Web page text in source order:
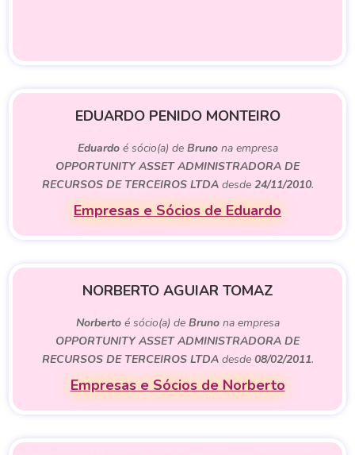
EDUARDO PENIDO MONTEIRO
Eduardoé sócio(a) de Brunona empresa
OPPORTUNITY ASSET ADMINISTRADORA DE
RECURSOS DE TERCEIROS LTDAdesde 24/11/2010.
Empresas e Sócios de Eduardo
NORBERTO AGUIAR TOMAZ
Norbertoé sócio(a) de Brunona empresa
OPPORTUNITY ASSET ADMINISTRADORA DE
RECURSOS DE TERCEIROS LTDAdesde 08/02/2011.
Empresas e Sócios de Norberto